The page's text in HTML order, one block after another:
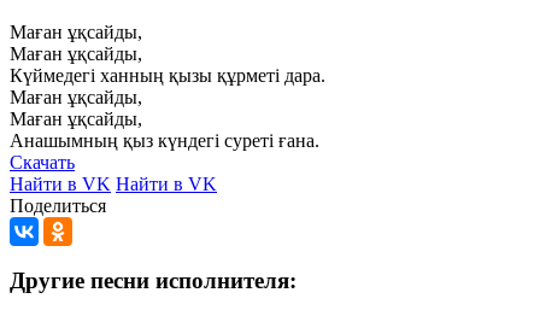
Маған ұқсайды,
Маған ұқсайды,
Күймедегі ханның қызы құрметі дара.
Маған ұқсайды,
Маған ұқсайды,
Анашымның қыз күндегі суреті ғана.
Скачать
Найти в VK Найти в VK
Поделиться
Другие песни исполнителя: